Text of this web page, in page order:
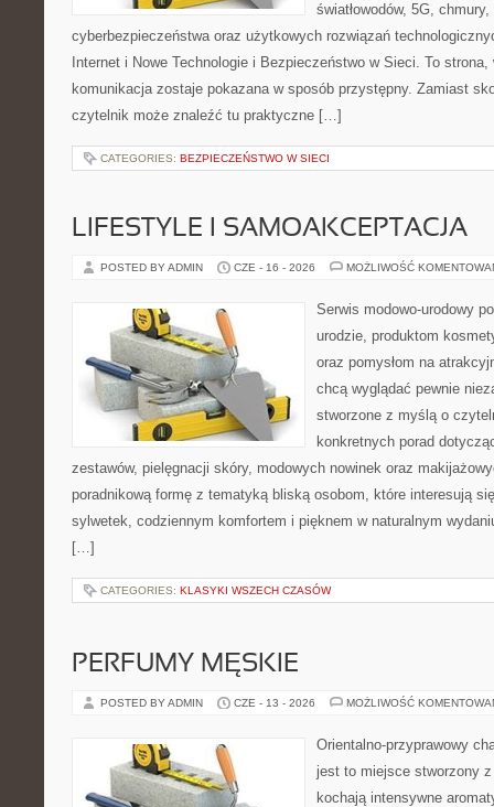
światłowodów, 5G,
cyberbezpieczeństwa oraz użytkowych rozwiązań
Internet i Nowe Technologie i Bezpieczeństwo w Sieci. To
komunikacja zostaje pokazana w sposób przystępny. Zamiast
czytelnik może znaleźć tu praktyczne […]
CATEGORIES: BEZPIECZEŃSTWO W SIECI
LIFESTYLE I SAMOAKCEPTACJA
POSTED BY ADMIN CZE - 16 - 2026 MOŻLIWOŚĆ
Serwis modowo-urodowy
urodzie, produktom
oraz pomysłom na
chcą wyglądać pewnie
stworzone z myślą o
konkretnych porad
zestawów, pielęgnacji skóry, modowych nowinek oraz
poradnikową formę z tematyką bliską osobom, które interesują
sylwetek, codziennym komfortem i pięknem w naturalnym
[…]
CATEGORIES: KLASYKI WSZECH CZASÓW
PERFUMY MĘSKIE
POSTED BY ADMIN CZE - 13 - 2026 MOŻLIWOŚĆ
Orientalno-przyprawowy
jest to miejsce stworzony
kochają intensywne